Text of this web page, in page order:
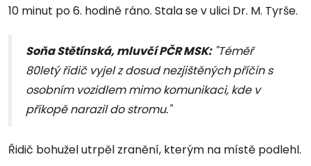
10 minut po 6. hodině ráno. Stala se v ulici Dr. M. Tyrše.
Soňa Stětínská, mluvčí PČR MSK:"Téměř
80letý řidič vyjel z dosud nezjištěných příčin s
osobním vozidlem mimo komunikaci, kde v
příkopě narazil do stromu."
Řidič bohužel utrpěl zranění, kterým na místě podlehl.